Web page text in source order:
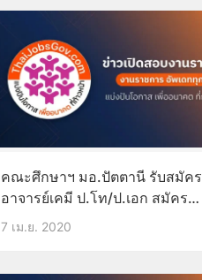
คณะศึกษาฯ มอ.ปัตตานี รับสมัคร
อาจารย์เคมี ป.โท/ป.เอก สมัคร
ออนไลน์ บัดนี้-30เม.ย.63
7 เม.ย. 2020